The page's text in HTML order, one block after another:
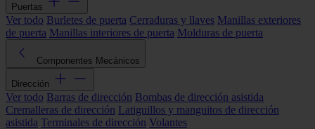
Puertas
Ver todo Burletes de puerta Cerraduras y llaves Manillas exteriores
de puerta Manillas interiores de puerta Molduras de puerta
Componentes Mecánicos
Dirección
Ver todo Barras de dirección Bombas de dirección asistida
Cremalleras de dirección Latiguillos y manguitos de dirección
asistida Terminales de dirección Volantes